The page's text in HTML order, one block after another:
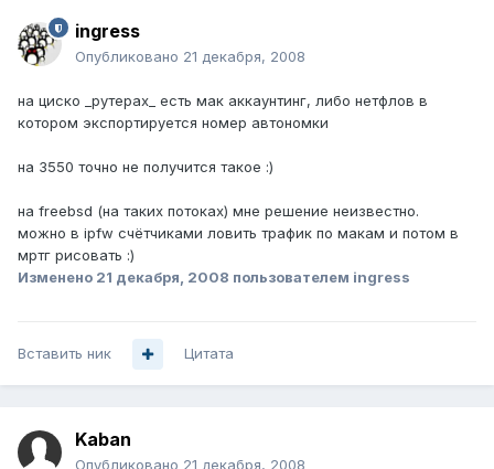
ingress
Опубликовано 21 декабря, 2008
на циско _рутерах_ есть мак аккаунтинг, либо нетфлов в
котором экспортируется номер автономки
на 3550 точно не получится такое :)
на freebsd (на таких потоках) мне решение неизвестно.
можно в ipfw счётчиками ловить трафик по макам и потом в
мртг рисовать :)
Изменено 21 декабря, 2008 пользователем ingress
Вставить ник Цитата
Kaban
Опубликовано 21 декабря, 2008